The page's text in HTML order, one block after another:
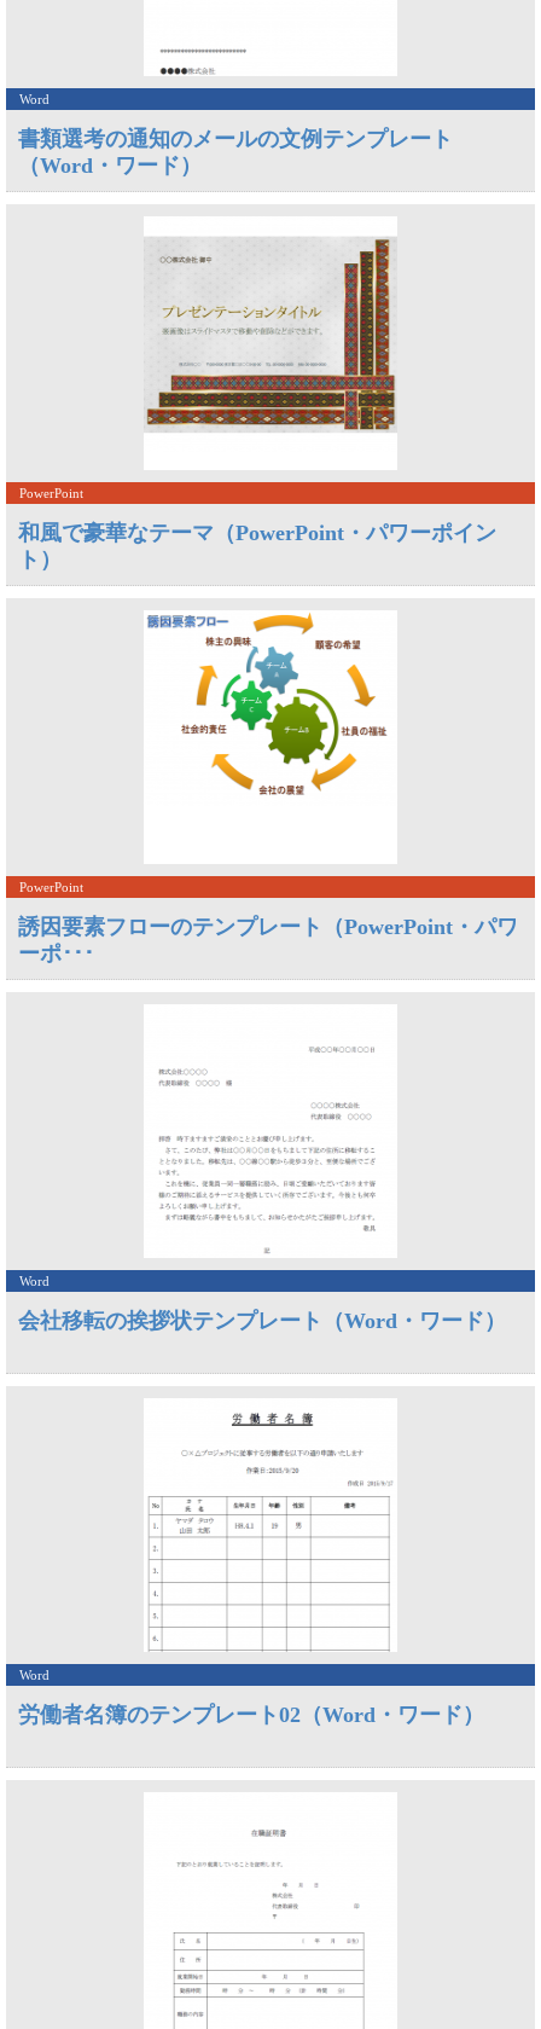
Word
書類選考の通知のメールの文例テンプレート
（Word・ワード）
PowerPoint
和風で豪華なテーマ（PowerPoint・パワーポイン
ト）
PowerPoint
誘因要素フローのテンプレート（PowerPoint・パワ
ーポ･･･
Word
会社移転の挨拶状テンプレート（Word・ワード）
Word
労働者名簿のテンプレート02（Word・ワード）